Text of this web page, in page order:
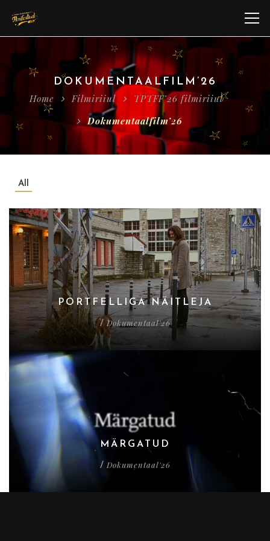
DOKUMENTAALFILM’26
Home Filmiriiul
TPTFF’26 filmiriiul
Dokumentaalfilm’26
All
PORTFELLIGA NÄITLEJA
/ Dokumentaal'26
MÄRGATUD
/ Dokumentaal'26